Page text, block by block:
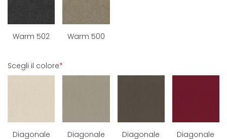
Warm 502 Warm 500
Scegli il colore*
Diagonale
Diagonale
Diagonale
Diagonale